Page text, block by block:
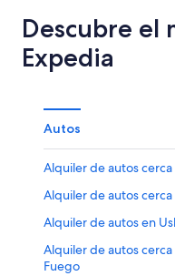
Descubre el
Expedia
Autos
Alquiler de autos cerca
Alquiler de autos
Alquiler de autos en
Alquiler de autos
Fuego